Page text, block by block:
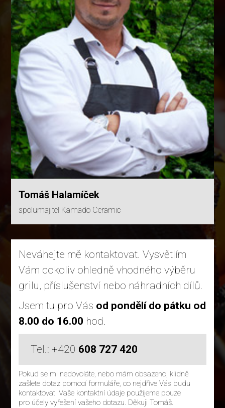
Tomáš Halamíček
spolumajitel Kamado Ceramic
Neváhejte mě kontaktovat. Vysvětlím
Vám cokoliv ohledně vhodného výběru
grilu, příslušenství nebo náhradních dílů.
Jsem tu pro Vás od pondělí do pátku od
8.00 do 16.00 hod.
Tel.: +420 608 727 420
Pokud se mi nedovoláte, nebo mám obsazeno, klidně
zašlete dotaz pomocí formuláře, co nejdříve Vás budu
kontaktovat. Vaše kontaktní údaje použijeme pouze
pro účely vyřešení vašeho dotazu. Děkuji Tomáš.